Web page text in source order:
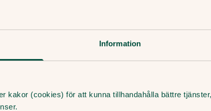
Information
kakor (cookies) för att kunna tillhandahålla bättre
på svullna lymfkörtlar
oftast inte av några besvär av sina
att du som vuxen istället lägger märke till
Ibland lutar barn huvudet åt sidan med de
att känna lymfkörtlar på barn även när de